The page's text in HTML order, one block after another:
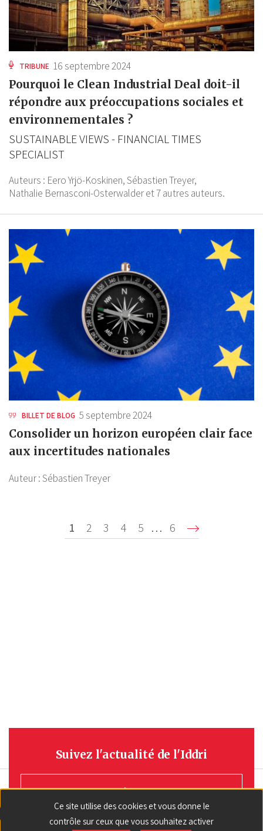
TRIBUNE 16 septembre 2024
Pourquoi le Clean Industrial Deal doit-il
répondre aux préoccupations sociales et
environnementales ?
SUSTAINABLE VIEWS - FINANCIAL TIMES
SPECIALIST
Auteurs : Eero Yrjö-Koskinen,Sébastien Treyer,
Nathalie Bernasconi-Osterwalderet 7 autres auteurs.
BILLET DE BLOG 5 septembre 2024
Consolider un horizon européen clair face
aux incertitudes nationales
Auteur :Sébastien Treyer
Page
courante
1 Page
2 Page
3 Page
4 Page
5 … Dernière
page
6
Suivez l'actualité de l'Iddri
S'INSCRIRE
Ce site utilise des cookies et vous donne le
contrôle sur ceux que vous souhaitez activer